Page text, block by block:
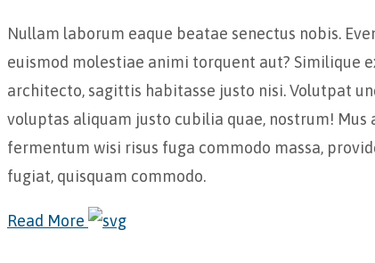
Nullam laborum eaque beatae senectus nobis.
euismod molestiae animi torquent aut? Similique
architecto, sagittis habitasse justo nisi. Volutpat
voluptas aliquam justo cubilia quae, nostrum!
fermentum wisi risus fuga commodo massa,
fugiat, quisquam commodo.
Read More